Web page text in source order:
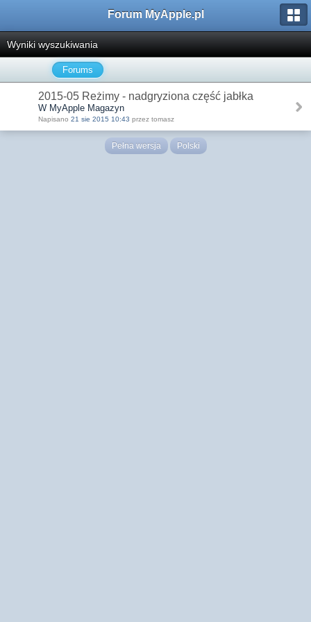
Forum MyApple.pl
Wyniki wyszukiwania
Forums
2015-05 Reżimy - nadgryziona część jabłka
W MyApple Magazyn
Napisano 21 sie 2015 10:43 przez tomasz
Pełna wersja Polski